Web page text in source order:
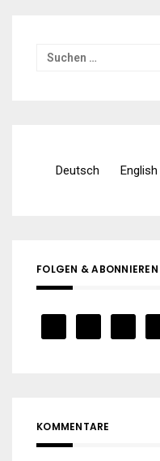
Suchen
Deutsch English
FOLGEN & ABONNIEREN
KOMMENTARE